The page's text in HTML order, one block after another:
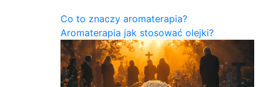
Co to znaczy aromaterapia?
Aromaterapia jak stosować olejki?